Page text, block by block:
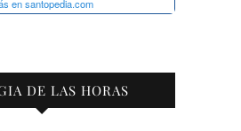
DE LAS HORAS